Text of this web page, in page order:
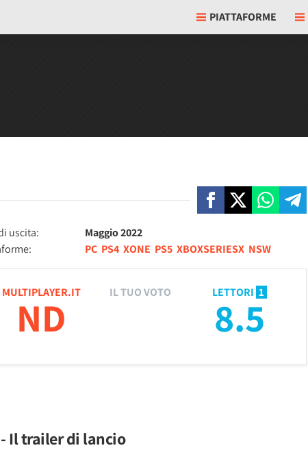
PIATTAFORME
uscita:
Maggio 2022
PC PS4 XONE PS5 XBOXSERIESX NSW
MULTIPLAYER.IT
ND
LETTORI 1
8.5
IL TUO VOTO
Il trailer di lancio